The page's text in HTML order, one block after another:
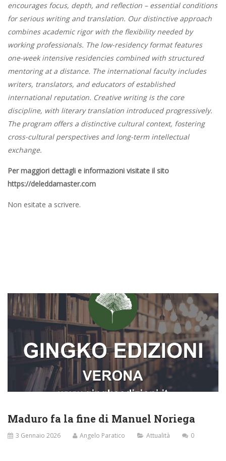
encourages focus, depth, and reflection – essential conditions
for serious writing and translation. Our distinctive approach
combines academic rigor with the flexibility needed by
working professionals. The low-residency format features
one-week intensive residencies combined with structured
mentoring at a distance. The international faculty includes
writers, translators, and educators of established
international reputation. Creative writing is the core
discipline, with literary translation introduced progressively.
The program offers a distinctive cultural context, fostering
cross-cultural perspectives and long-term intellectual
exchange.
Per maggiori dettagli e informazioni visitate il sito
https://deleddamaster.com
Non esitate a scrivere.
Maduro fa la fine di Manuel Noriega
3 Gennaio 2026 Angelo Paratico Attualità 0